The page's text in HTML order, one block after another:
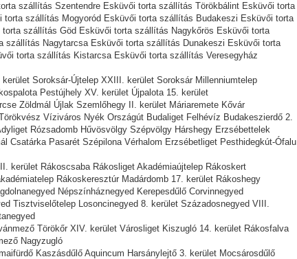
szállítás Szentendre Esküvői torta szállítás Törökbálint Esküvői torta
torta szállítás Mogyoród Esküvői torta szállítás Budakeszi Esküvői torta
szállítás Göd Esküvői torta szállítás Nagykőrös Esküvői torta
szállítás Nagytarcsa Esküvői torta szállítás Dunakeszi Esküvői torta
torta szállítás Kistarcsa Esküvői torta szállítás Veresegyház
Soroksár-Újtelep XXIII. kerület Soroksár Millenniumtelep
Pestújhely XV. kerület Újpalota 15. kerület
Zöldmál Újlak Szemlőhegy II. kerület Máriaremete Kővár
Víziváros Nyék Országút Budaliget Felhévíz Budakeszierdő 2.
Rózsadomb Hűvösvölgy Szépvölgy Hárshegy Erzsébettelek
Csatárka Pasarét Szépilona Vérhalom Erzsébetliget Pesthidegkút-Ófalu
kerület Rákoscsaba Rákosliget Akadémiaújtelep Rákoskert
Rákoskeresztúr Madárdomb 17. kerület Rákoshegy
Népszínháznegyed Kerepesdűlő Corvinnegyed
Tisztviselőtelep Losoncinegyed 8. kerület Századosnegyed VIII.
Törökőr XIV. kerület Városliget Kiszugló 14. kerület Rákosfalva
Nagyzugló
Kaszásdűlő Aquincum Harsánylejtő 3. kerület Mocsárosdűlő